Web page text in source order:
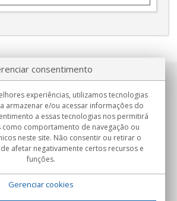
consentimento
experiências, utilizamos tecnologias
armazenar e/ou acessar informações do
a essas tecnologias nos permitirá
comportamento de navegação ou
neste site. Não consentir ou retirar o
afetar negativamente certos recursos e
funções.
Gerenciar cookies